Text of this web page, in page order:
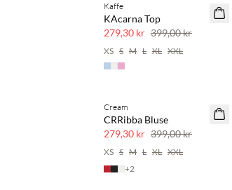
SAVE20
Kaffe
KAcarna Top
279,30 kr 399,00 kr
XS S M L XL XXL
SAVE20
Cream
CRRibba Bluse
279,30 kr 399,00 kr
XS S M L XL XXL
+2